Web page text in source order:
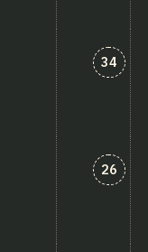
匹配
34
匹配
26